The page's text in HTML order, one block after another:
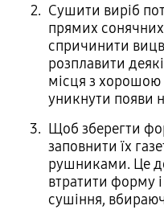
Сушити виріб
прямих
спричинити
розплавити
місця з хорошою
уникнути появи
Щоб зберегти
заповнити їх
рушниками. Це
втратити форму
сушіння,